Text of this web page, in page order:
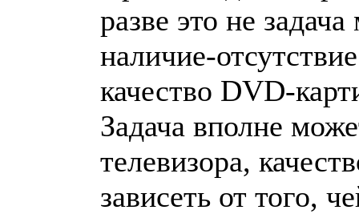
разве это не
наличие-
качество DVD-
Задача вполне
телевизора,
зависеть от того,